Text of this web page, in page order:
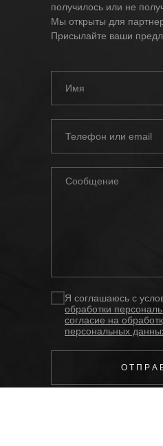
получилось или не
Мы открыты для
Присылайте ваши
Я соглашаюсь с
обработки
согласие на
персональных
О Т П Р А